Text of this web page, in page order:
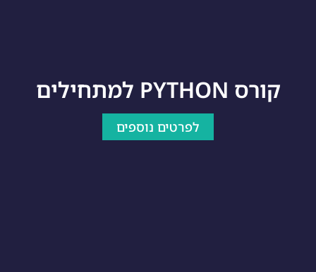
קורס PYTHON למתחילים
לפרטים נוספים